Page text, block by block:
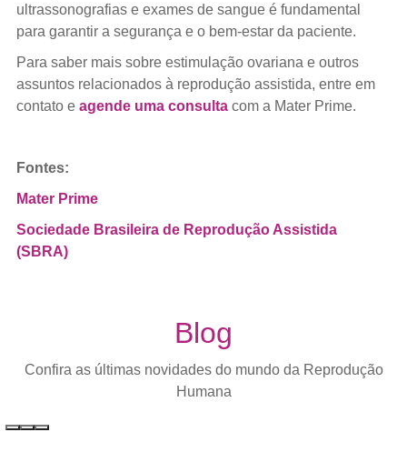
ultrassonografias e exames de sangue é fundamental
para garantir a segurança e o bem-estar da paciente.
Para saber mais sobre estimulação ovariana e outros
assuntos relacionados à reprodução assistida, entre em
contato e agende uma consultacom a Mater Prime.
Fontes:
Mater Prime
Sociedade Brasileira de Reprodução Assistida
(SBRA)
Blog
Confira as últimas novidades do mundo da Reprodução
Humana